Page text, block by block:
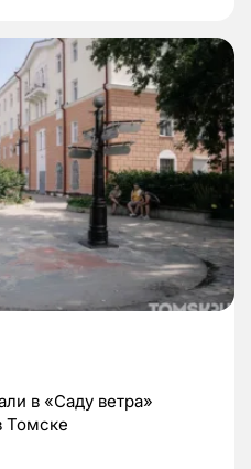
в «Саду ветра»
Томске